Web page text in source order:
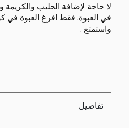
لا حاجة لإضافة الحليب
في العبوة. فقط افرغ العبوة
واستمتع .
تفاصيل